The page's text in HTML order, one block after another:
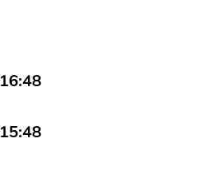
16:48
15:48